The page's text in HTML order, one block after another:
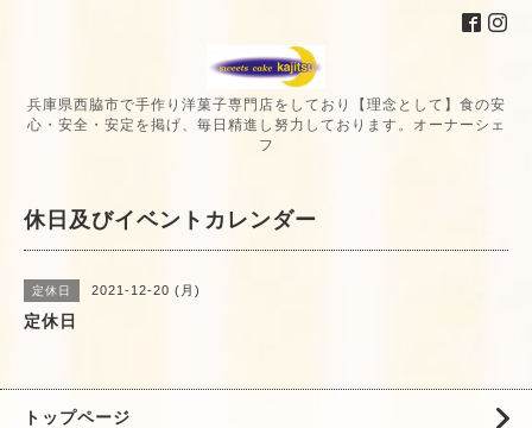
兵庫県西脇市で手作り洋菓子専門店をしており【理念として】食の安
心・安全・安定を掲げ、毎日精進し努力しております。オーナーシェ
フ
休日及びイベントカレンダー
定休日 2021-12-20 (月)
定休日
トップページ